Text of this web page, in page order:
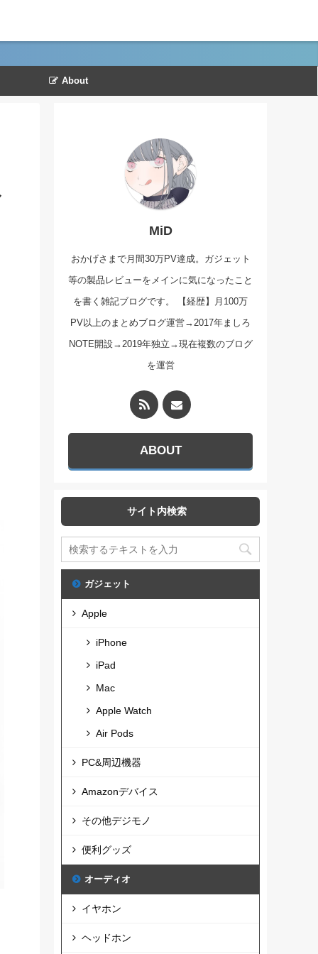
About
MiD
おかげさまで月間30万PV達成。ガジェット
等の製品レビューをメインに気になったこと
を書く雑記ブログです。 【経歴】月100万
PV以上のまとめブログ運営→2017年ましろ
NOTE開設→2019年独立→現在複数のブログ
を運営
ABOUT
サイト内検索
ガジェット
Apple
iPhone
iPad
Mac
Apple Watch
Air Pods
PC&周辺機器
Amazonデバイス
その他デジモノ
便利グッズ
オーディオ
イヤホン
ヘッドホン